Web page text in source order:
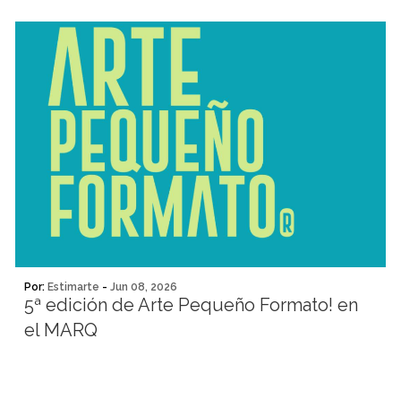
Por: Estimarte - Jun 08, 2026
5ª edición de Arte Pequeño Formato! en
el MARQ